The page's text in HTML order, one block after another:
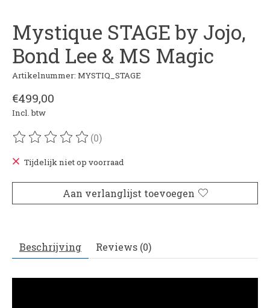
Mystique STAGE by Jojo,
Bond Lee & MS Magic
Artikelnummer: MYSTIQ_STAGE
€499,00
Incl. btw
De beoordeling van dit product is
(0)
Tijdelijk niet op voorraad
Aan verlanglijst toevoegen
Beschrijving Reviews (0)